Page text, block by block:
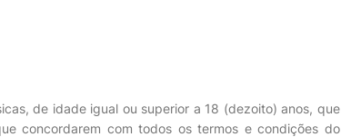
de idade igual ou superior a 18 (dezoito) anos, que
concordarem com todos os termos e condições do